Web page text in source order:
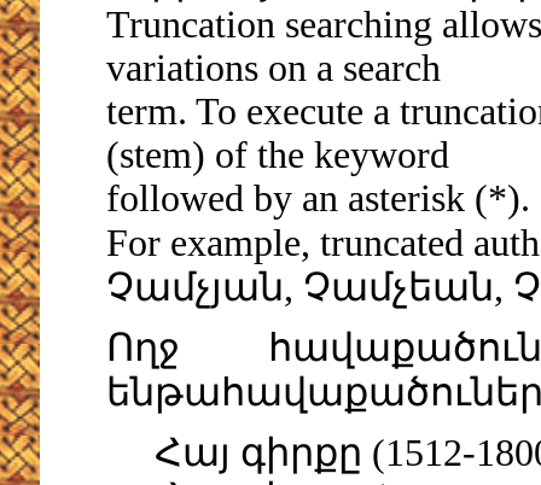
Truncation searching
variations on a search
term. To execute a
(stem) of the keyword
followed by an asterisk (*).
For example, truncated
Չամչյան, Չամչեան,
Ողջ
Հայ գիրքը (1512-